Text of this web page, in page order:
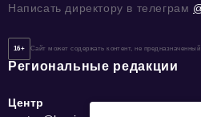
Написать директору в телеграм
16+ Сайт может содержать контент, не
Региональные редакции
Центр